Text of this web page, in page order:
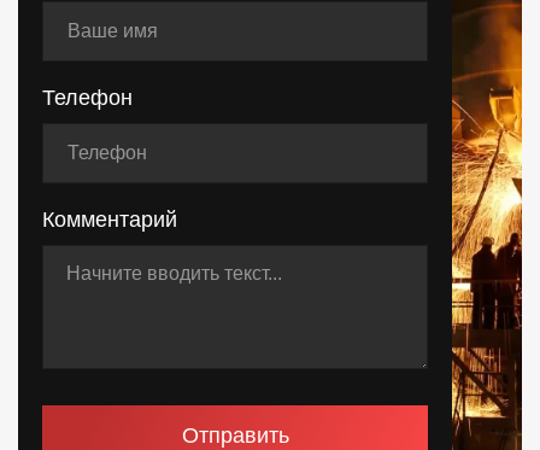
Телефон
Комментарий
Отправить